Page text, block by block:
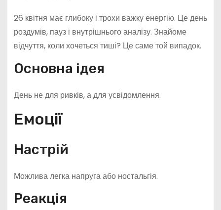
26 квітня має глибоку і трохи важку енергію. Це день
роздумів, пауз і внутрішнього аналізу. Знайоме
відчуття, коли хочеться тиші? Це саме той випадок.
Основна ідея
День не для ривків, а для усвідомлення.
Емоції
Настрій
Можлива легка напруга або ностальгія.
Реакція